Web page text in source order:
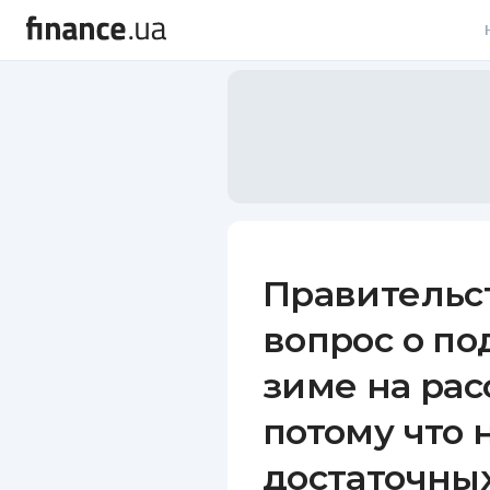
вопрос о
зиме на
потому что